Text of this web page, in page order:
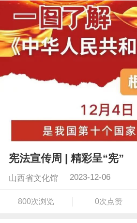
宪法宣传周 | 精彩呈“宪”
山西省文化馆 2023-12-06
800次浏览 0次点赞